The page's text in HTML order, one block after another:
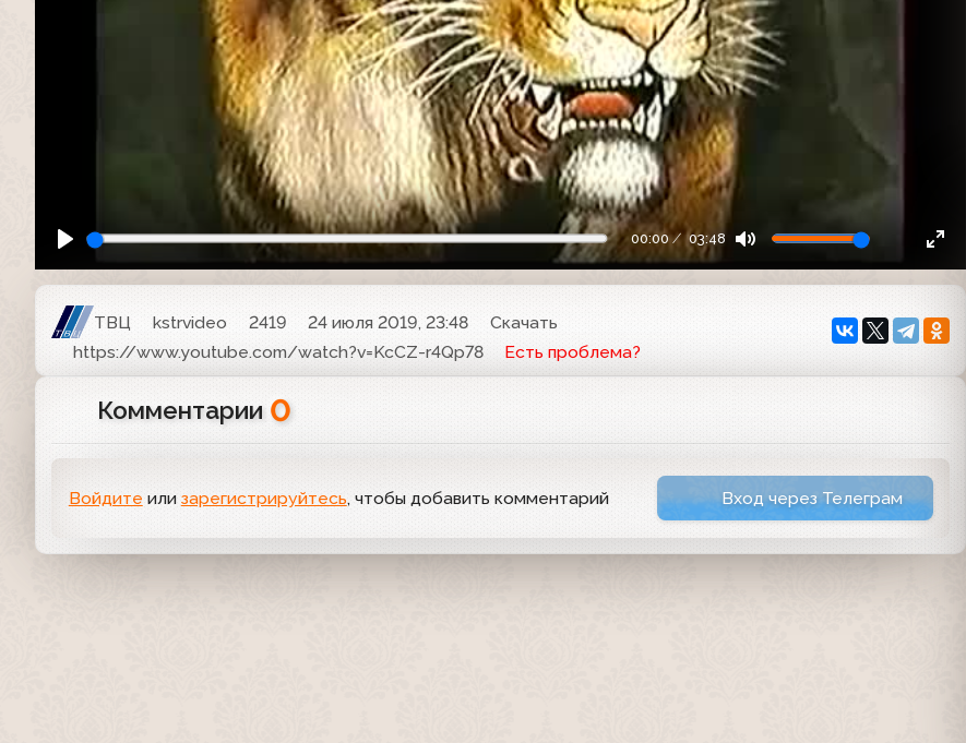
00:00 03:48
ТВЦ kstrvideo 2419 24 июля 2019, 23:48
Скачать
https://www.youtube.com/watch?v=KcCZ-r4Qp78
Есть проблема?
Комментарии 0
Войдите или зарегистрируйтесь, чтобы добавить комментарий Вход через Телеграм